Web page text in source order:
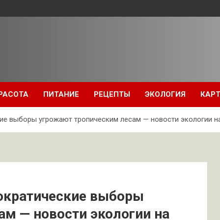
ПИТАНИЕ РЕЦЕПТЫ ЭКОЛОГИЯ
выборы угрожают тропическим лесам — новости экологии
выборы
— новости экологии на